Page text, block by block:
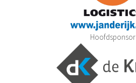
Hoofdsponsor